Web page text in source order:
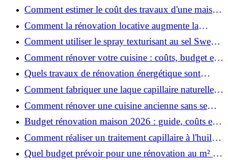
solution et à quoi faire attention ?
Comment estimer le coût des travaux d'une maison
?
Comment la rénovation locative augmente la
rentabilité de votre parc immobilier ?
Comment utiliser le spray texturisant au sel Sweet
Salt pour des cheveux effet plage ?
Comment rénover votre cuisine : coûts, budget et
astuces bois ?
Quels travaux de rénovation énergétique sont
éligibles à MaPrimeRénov' ?
Comment fabriquer une laque capillaire naturelle
maison ?
Comment rénover une cuisine ancienne sans se
ruiner ?
Budget rénovation maison 2026 : guide, coûts et
astuces
Comment réaliser un traitement capillaire à l'huile
maison efficace ?
Quel budget prévoir pour une rénovation au m² en